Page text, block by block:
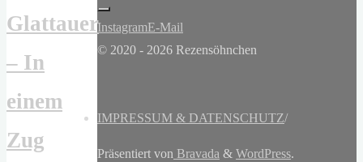
Glattauer
– In
einem
Zug
InstagramE-Mail
© 2020 - 2026 Rezensöhnchen
IMPRESSUM & DATENSCHUTZ/
Präsentiert von Bravada & WordPress.